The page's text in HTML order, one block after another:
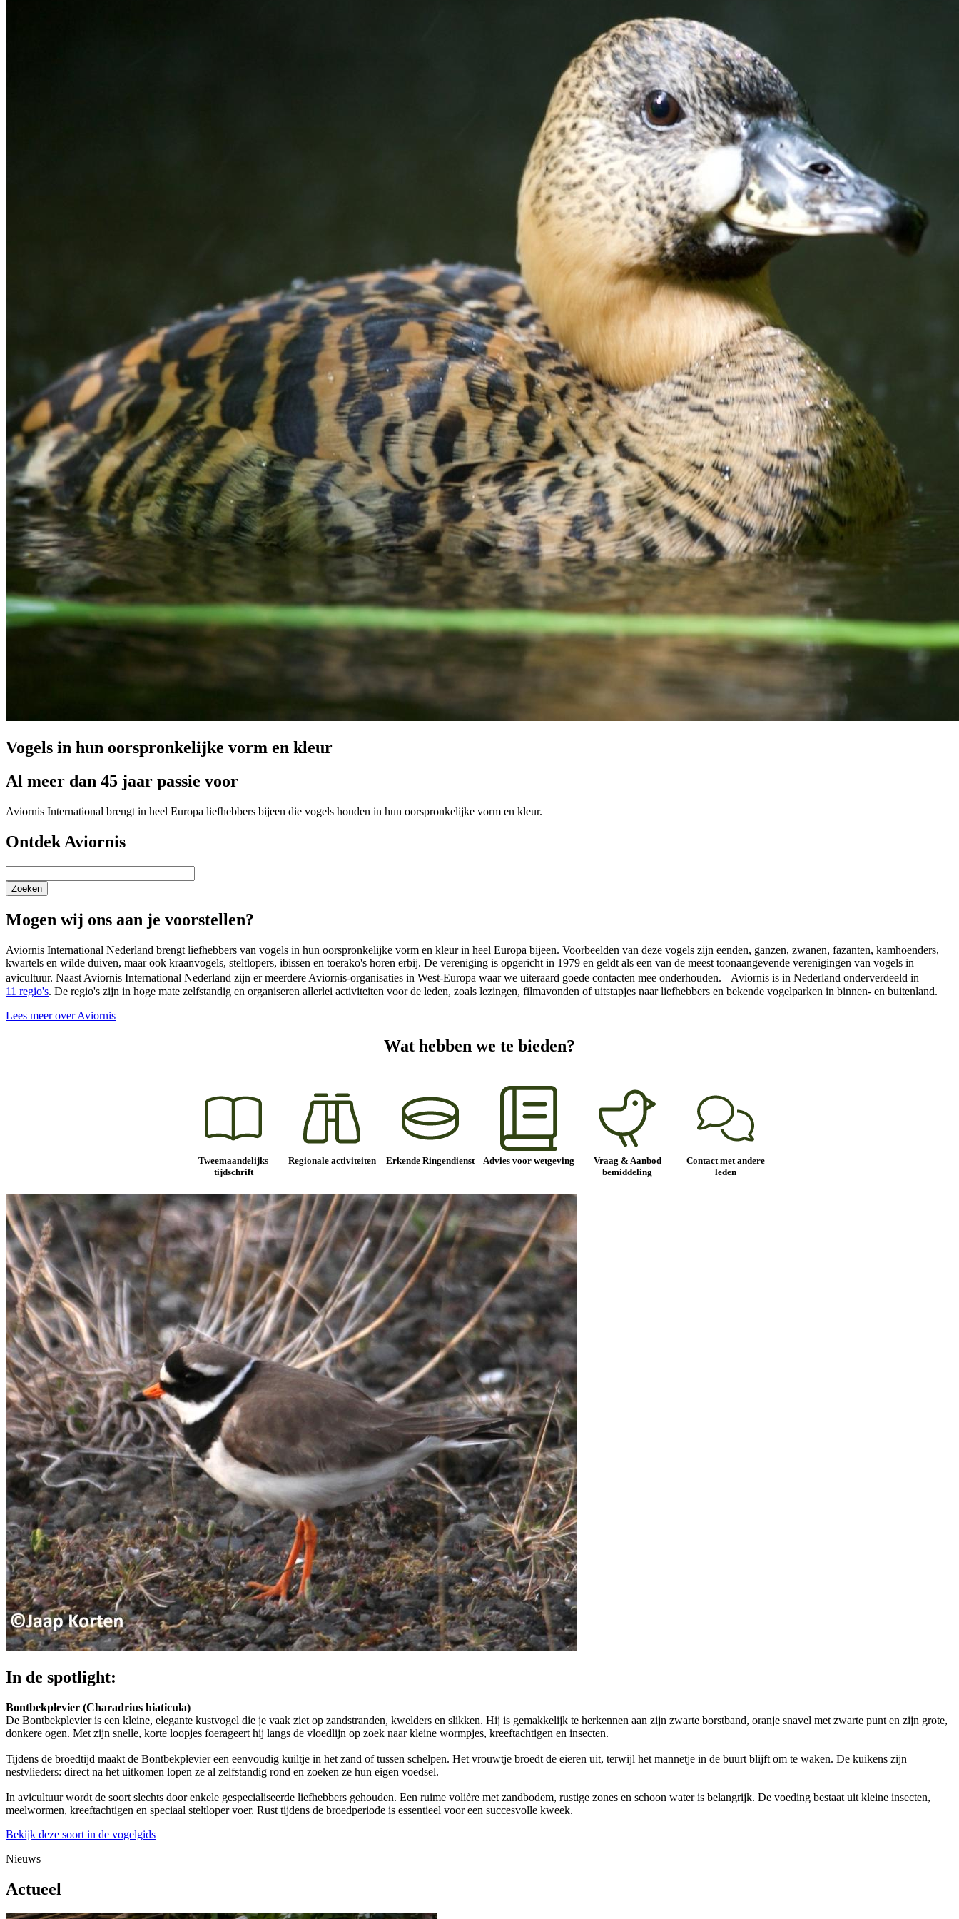
Vogels in hun oorspronkelijke vorm en kleur
Al meer dan 45 jaar passie voor
Aviornis International brengt in heel Europa liefhebbers bijeen die vogels houden in hun oorspronkelijke vorm en kleur.
Ontdek Aviornis
Mogen wij ons aan je voorstellen?
Aviornis International Nederland brengt liefhebbers van vogels in hun oorspronkelijke vorm en kleur in heel Europa bijeen. Voorbeelden van deze vogels zijn eenden, ganzen, zwanen, fazanten, kamhoenders,
kwartels en wilde duiven, maar ook kraanvogels, steltlopers, ibissen en toerako's horen erbij. De vereniging is opgericht in 1979 en geldt als een van de meest toonaangevende verenigingen van vogels in
avicultuur. Naast Aviornis International Nederland zijn er meerdere Aviornis-organisaties in West-Europa waar we uiteraard goede contacten mee onderhouden. Aviornis is in Nederland onderverdeeld in
11 regio's. De regio's zijn in hoge mate zelfstandig en organiseren allerlei activiteiten voor de leden, zoals lezingen, filmavonden of uitstapjes naar liefhebbers en bekende vogelparken in binnen- en buitenland.
Lees meer over Aviornis
Wat hebben we te bieden?
Tweemaandelijks
tijdschrift
Regionale activiteiten Erkende Ringendienst Advies voor wetgeving
Vraag & Aanbod
bemiddeling
Contact met andere
leden
In de spotlight:
Bontbekplevier (Charadrius hiaticula)
De Bontbekplevier is een kleine, elegante kustvogel die je vaak ziet op zandstranden, kwelders en slikken. Hij is gemakkelijk te herkennen aan zijn zwarte borstband, oranje snavel met zwarte punt en zijn grote,
donkere ogen. Met zijn snelle, korte loopjes foerageert hij langs de vloedlijn op zoek naar kleine wormpjes, kreeftachtigen en insecten.
Tijdens de broedtijd maakt de Bontbekplevier een eenvoudig kuiltje in het zand of tussen schelpen. Het vrouwtje broedt de eieren uit, terwijl het mannetje in de buurt blijft om te waken. De kuikens zijn
nestvlieders: direct na het uitkomen lopen ze al zelfstandig rond en zoeken ze hun eigen voedsel.
In avicultuur wordt de soort slechts door enkele gespecialiseerde liefhebbers gehouden. Een ruime volière met zandbodem, rustige zones en schoon water is belangrijk. De voeding bestaat uit kleine insecten,
meelwormen, kreeftachtigen en speciaal steltloper voer. Rust tijdens de broedperiode is essentieel voor een succesvolle kweek.
Bekijk deze soort in de vogelgids
Nieuws
Actueel